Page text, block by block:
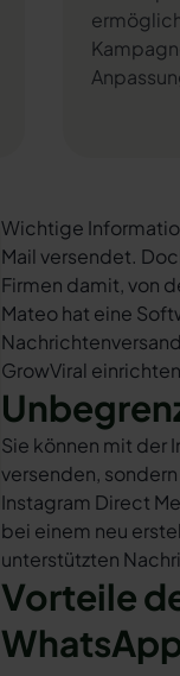
Wichtige
Mail versendet.
Firmen damit, von
Mateo hat eine
GrowViral
Sie können mit der
versenden,
Instagram Direct
bei einem neu
unterstützten
Vorteile